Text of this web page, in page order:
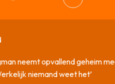
neemt opvallend geheim
niemand weet het’